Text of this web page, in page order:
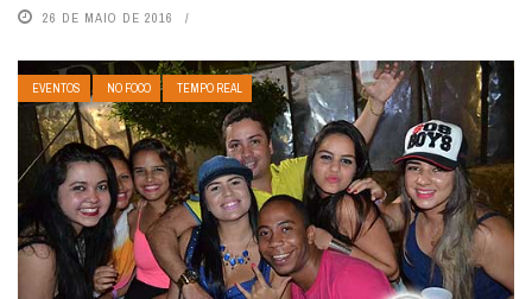
26 DE MAIO DE 2016
EVENTOS NO FOCO TEMPO REAL